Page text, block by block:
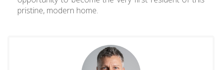
pristine, modern home.